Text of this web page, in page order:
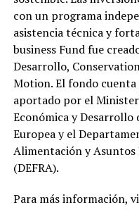
con un programa
asistencia técnica y
business Fund fue
Desarrollo,
Motion. El fondo
aportado por el
Económica y Desarrollo
Europea y el
Alimentación y Asuntos
(DEFRA).
Para más información,